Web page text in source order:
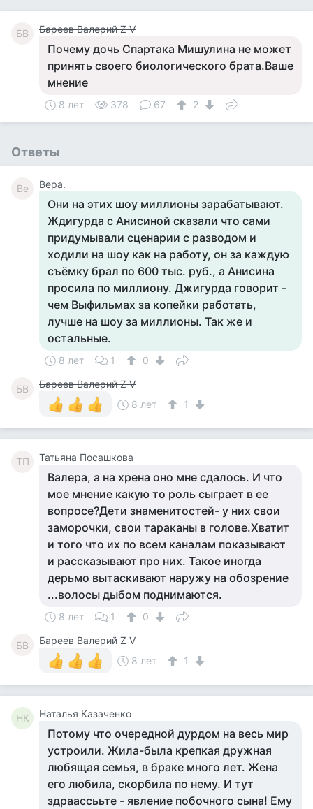
БВ Бареев Валерий Z V
Почему дочь Спартака Мишулина не может
принять своего биологического брата.Ваше
мнение
8 лет 378 67 2
Ответы
Ве Вера.
Они на этих шоу миллионы зарабатывают.
Ждигурда с Анисиной сказали что сами
придумывали сценарии с разводом и
ходили на шоу как на работу, он за каждую
съёмку брал по 600 тыс. руб., а Анисина
просила по миллиону. Джигурда говорит -
чем Выфильмах за копейки работать,
лучше на шоу за миллионы. Так же и
остальные.
8 лет 1 0
БВ
Бареев Валерий Z V
8 лет
1
ТП Татьяна Посашкова
Валера, а на хрена оно мне сдалось. И что
мое мнение какую то роль сыграет в ее
вопросе?Дети знаменитостей- у них свои
заморочки, свои тараканы в голове.Хватит
и того что их по всем каналам показывают
и рассказывают про них. Такое иногда
дерьмо вытаскивают наружу на обозрение
...волосы дыбом поднимаются.
8 лет 1 0
БВ
Бареев Валерий Z V
8 лет
1
НК Наталья Казаченко
Потому что очередной дурдом на весь мир
устроили. Жила-была крепкая дружная
любящая семья, в браке много лет. Жена
его любила, скорбила по нему. И тут
здраассььте - явление побочного сына! Ему